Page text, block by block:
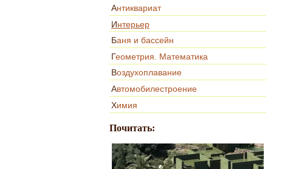
Антиквариат
Интерьер
Баня и бассейн
Геометрия. Математика
Воздухоплавание
Автомобилестроение
Химия
Почитать: